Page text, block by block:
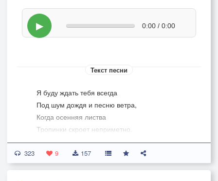
▶ 0:00 / 0:00
Текст песни
Я буду ждать тебя всегда
Под шум дождя и песню ветра,
Когда осенняя листва
Тропинки скроет неприметно.
Я буду ждать тебя всегда
Под завыванье грозной вьюги,
323 9 157